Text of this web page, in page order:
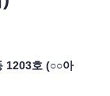
1203호 (○○아